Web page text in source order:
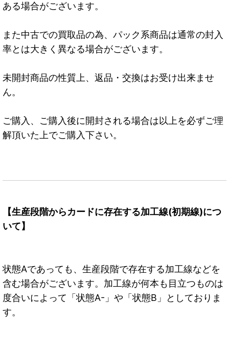
ある場合がございます。
また中古での買取品の為、パック系商品は通常の封入
率とは大きく異なる場合がございます。
未開封商品の性質上、返品・交換はお受け出来ませ
ん。
ご購入、ご購入後に開封される場合は以上を必ずご理
解頂いた上でご購入下さい。
【生産段階からカードに存在する加工線(初期線)につ
いて】
状態Aであっても、生産段階で存在する加工線などを
含む場合がございます。加工線が何本も目立つものは
度合いによって「状態A-」や「状態B」としておりま
す。